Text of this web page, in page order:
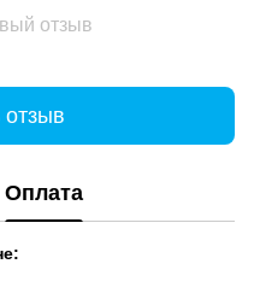
отзыв
отзыв
Оплата